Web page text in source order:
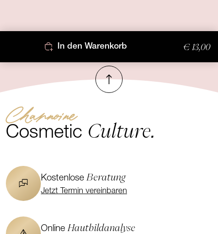
In den Warenkorb € 13,00
Nach oben
Channoine
Cosmetic Culture.
KostenloseBeratung
Jetzt Termin vereinbaren
OnlineHautbildanalyse